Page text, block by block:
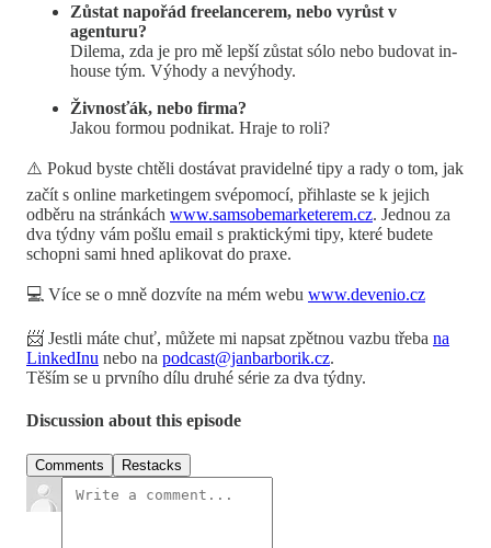
Zůstat napořád freelancerem, nebo vyrůst v
agenturu?
Dilema, zda je pro mě lepší zůstat sólo nebo budovat in-
house tým. Výhody a nevýhody.
Živnosťák, nebo firma?
Jakou formou podnikat. Hraje to roli?
⚠️ Pokud byste chtěli dostávat pravidelné tipy a rady o tom, jak
začít s online marketingem svépomocí, přihlaste se k jejich
odběru na stránkách ⁠www.samsobemarketerem.cz⁠. Jednou za
dva týdny vám pošlu email s praktickými tipy, které budete
schopni sami hned aplikovat do praxe.
💻 Více se o mně dozvíte na mém webu ⁠www.devenio.cz⁠
📨 Jestli máte chuť, můžete mi napsat zpětnou vazbu třeba ⁠na
LinkedInu⁠ nebo na ⁠podcast@janbarborik.cz⁠.
Těším se u prvního dílu druhé série za dva týdny.
Discussion about this episode
Comments Restacks